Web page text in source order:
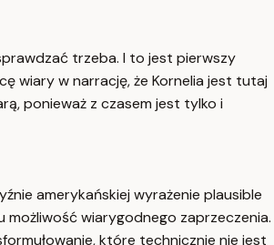
trzeba. I to jest pierwszy
wiary w narrację, że Kornelia jest tutaj
ponieważ z czasem jest tylko i
amerykańskiej wyrażenie plausible
możliwość wiarygodnego zaprzeczenia.
które technicznie nie jest